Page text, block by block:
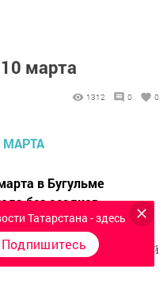
марта
1312 0 0
в Бугульме
без осадков.
нормы. Ветер северный
Татарстана - здесь
Подпишитесь